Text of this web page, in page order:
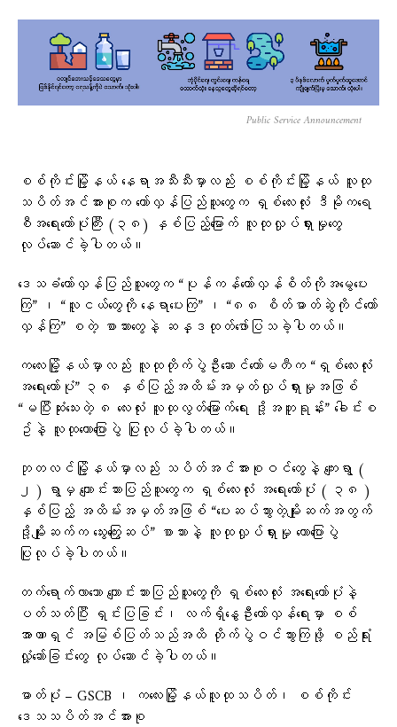
Public Service Announcement
စစ်ကိုင်းမြို့နယ် နေရာအသီးသီးမှာလည်း စစ်ကိုင်းမြို့နယ် လူထု
သပိတ်အင်အားစုက တော်လှန်ပြည်သူတွေက ရှစ်လေးလုံး ဒီမိုကရေ
စီအရေးတော်ပုံကြီး (၃၈) နှစ်ပြည့်မြောက် လူထုလှုပ်ရှားမှုတွေ
လုပ်ဆောင်ခဲ့ပါတယ်။
ဒေသခံတော်လှန်ပြည်သူတွေက “ပုန်ကန်တော်လှန်စိတ်ကိုအမွေပေး
ကြ” ၊ “လူငယ်တွေကို နေရာပေးကြ” ၊ “၈၈ စိတ်ဓာတ်ဆွဲကိုင်တော်
လှန်ကြ” စတဲ့ စာသားတွေနဲ့ ဆန္ဒထုတ်ဖော်ပြသခဲ့ပါတယ်။
ကလေးမြို့နယ်မှာလည်း လူထုတိုက်ပွဲဦးဆောင်ကော်မတီက “ရှစ်လေးလုံး
အရေးတော်ပုံ” ၃၈ နှစ်ပြည့်အထိမ်းအမှတ်လှုပ်ရှားမှုအဖြစ်
“မပြီးဆုံးသေးတဲ့ ၈ လေးလုံး လူထုလွတ်မြောက်ရေး ဒို့အတူရုန်း” ခေါင်းစ
ဥ်နဲ့ လူထုဟောပြောပွဲ ပြုလုပ်ခဲ့ပါတယ်။
ဘုတလင်မြို့နယ်မှာလည်း သပိတ်အင်အားစုဝင်တွေနဲ့ ကျေးရွာ (
၂ ) ရွာမှ ကျောင်းသားပြည်သူတွေက ရှစ်လေးလုံး အရေးတော်ပုံ ( ၃၈ )
နှစ်ပြည့် အထိမ်းအမှတ်အဖြစ် “ပေးဆပ်သွားတဲ့မျိုးဆက်အတွက်
ဒို့မျိုးဆက်က သွေးကြွေးဆပ်” စာသားနဲ့ လူထုလှုပ်ရှားမှု ဟောပြောပွဲ
ပြုလုပ်ခဲ့ပါတယ်။
တက်ရောက်လာသော ကျောင်းသားပြည်သူတွေကို ရှစ်လေးလုံး အရေးတော်ပုံနဲ့
ပတ်သတ်ပြီး ရှင်းပြခြင်း၊ လက်ရှိနွေဦးတော်လှန်ရေးမှာ စစ်
အာဏာရှင် အမြစ်ပြတ်သည်အထိ တိုက်ပွဲဝင်သွားကြဖို့ စည်ရုံး
လှုံ့ဆော်ခြင်းတွေ လုပ်ဆောင်ခဲ့ပါတယ်။
ဓာတ်ပုံ – GSCB ၊ ကလေးမြို့နယ်လူထုသပိတ်၊ စစ်ကိုင်း
ဒေသသပိတ်အင်အားစု